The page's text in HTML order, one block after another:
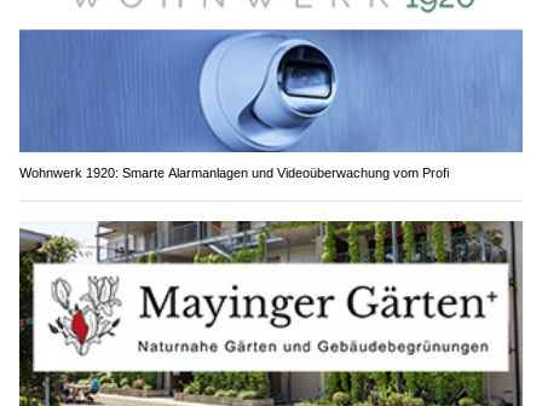
Wohnwerk 1920: Smarte Alarmanlagen und Videoüberwachung vom Profi